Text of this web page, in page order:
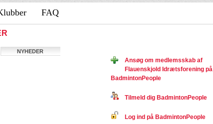
FAQ
NYHEDER
Ansøg om medlemsskab af
Flauenskjold Idrætsforening på
BadmintonPeople
Tilmeld dig BadmintonPeople
Log ind på BadmintonPeople